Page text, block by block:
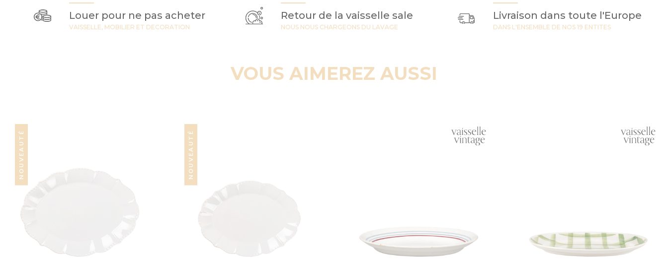
Louer pour ne pas acheter
VAISSELLE, MOBILIER ET DECORATION
Retour de la vaisselle sale
NOUS NOUS CHARGEONS DU LAVAGE
Livraison dans toute l'Europe
DANS L'ENSEMBLE DE NOS 19 ENTITES
VOUS AIMEREZ AUSSI
NOUVEAUTÉ NOUVEAUTÉ